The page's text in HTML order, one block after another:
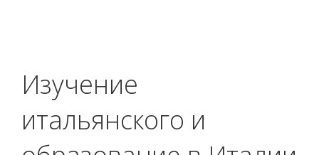
Изучение
итальянского и